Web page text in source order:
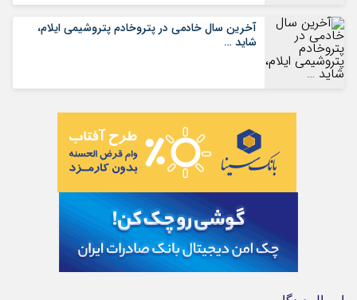
آخرین سال خادمی در پتروخادم پتروشیمی ایلام،
شاید …